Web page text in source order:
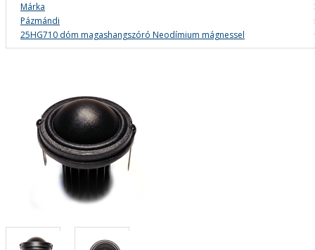
Márka
Pázmándi
25HG710 dóm magashangszóró Neodímium mágnessel